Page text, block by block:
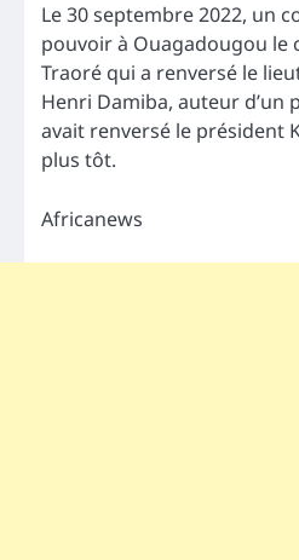
Le 30 septembre 2022, un
pouvoir à Ouagadougou le
Traoré qui a renversé le
Henri Damiba, auteur d’un
avait renversé le président
plus tôt.
Africanews